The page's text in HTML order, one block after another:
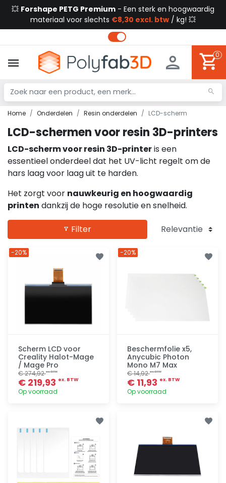
💥 Forshape PETG Premium - Een sterk en hoogwaardig
materiaal voor slechts €8,30 excl. btw / kg! 💥
0
Home Onderdelen Resin onderdelen LCD-scherm
LCD-schermen voor resin 3D-printers
LCD-scherm voor resin 3D-printeris een
essentieel onderdeel dat het UV-licht regelt om de
hars laag voor laag uit te harden.
Het zorgt voor nauwkeurig en hoogwaardig
printen dankzij de hoge resolutie en snelheid.
Filter
Scherm LCD voor
Creality Halot-Mage
/ Mage Pro
€ 274,92ex. BTW
€ 219,93 ex. BTW
Op voorraad
-20%
Beschermfolie x5,
Anycubic Photon
Mono M7 Max
€ 14,92ex. BTW
€ 11,93 ex. BTW
Op voorraad
-20%